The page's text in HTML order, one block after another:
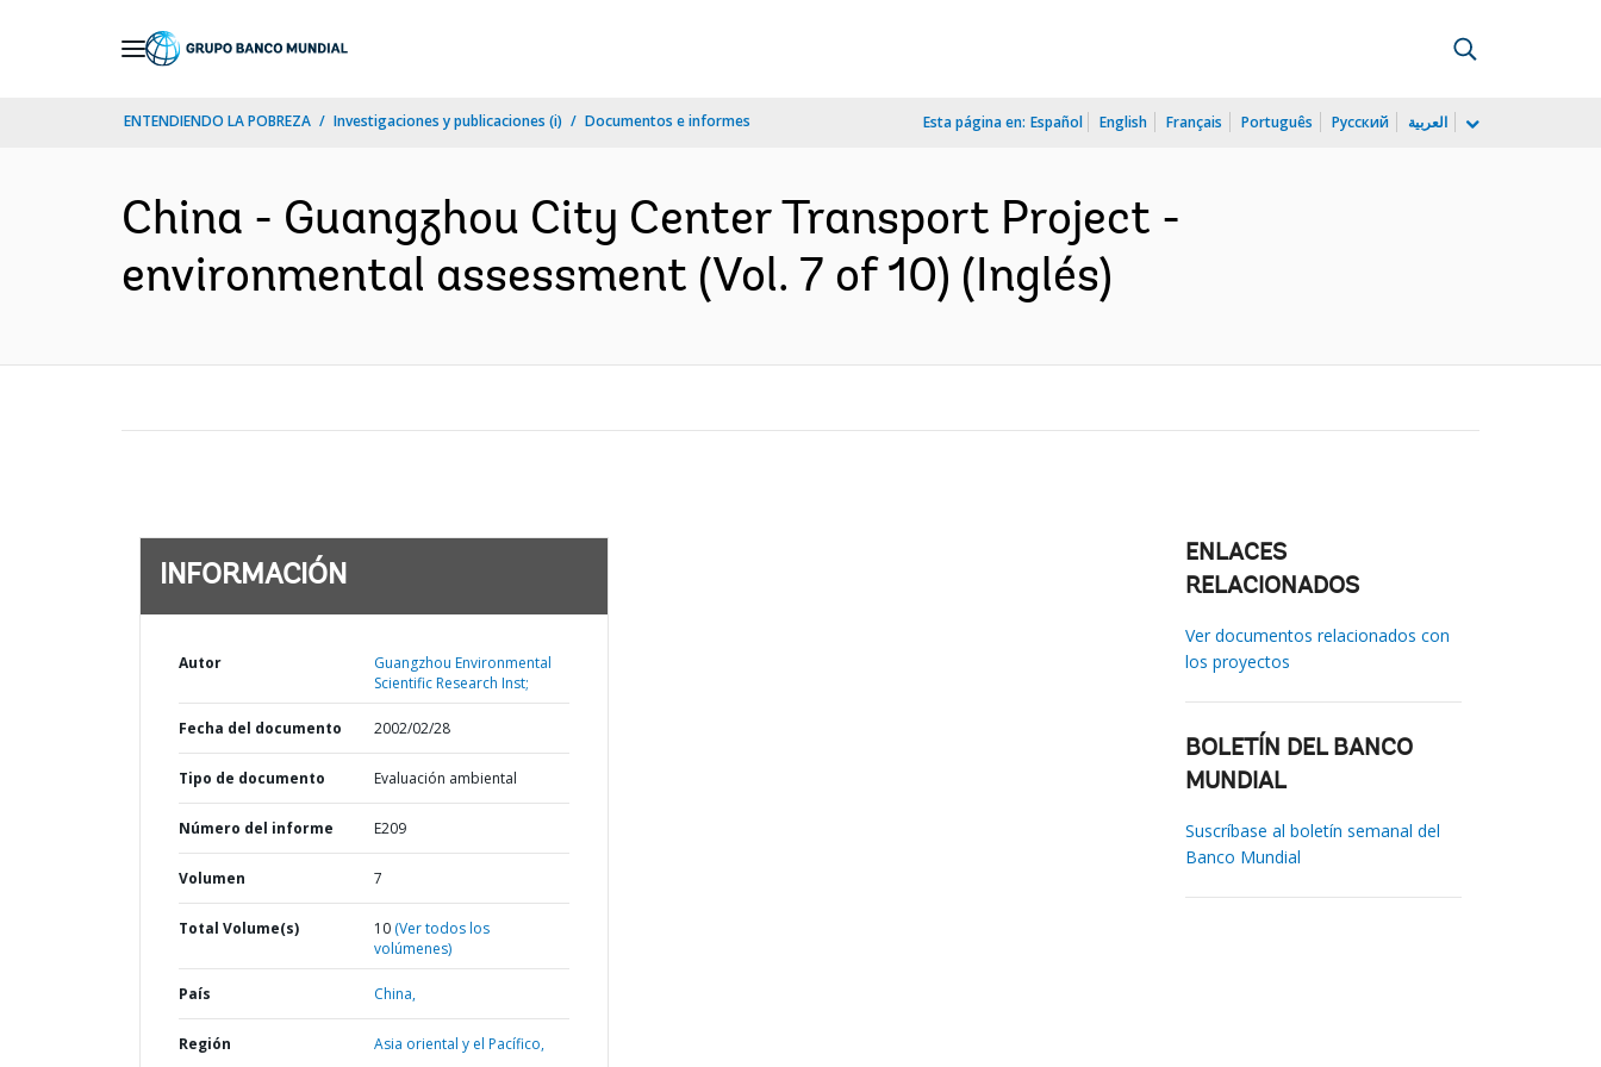
ENTENDIENDO LA POBREZA Investigaciones y publicaciones (i) Documentos e informes Esta página en: Español English Français Português Русский العربية
China - Guangzhou City Center Transport Project -
environmental assessment (Vol. 7 of 10) (Inglés)
INFORMACIÓN
Autor
Guangzhou Environmental
Scientific Research Inst;
Fecha del documento 2002/02/28
Tipo de documento Evaluación ambiental
Número del informe E209
Volumen 7
Total Volume(s) 10 (Ver todos los
volúmenes)
País China,
Región Asia oriental y el Pacífico,
ENLACES
RELACIONADOS
Ver documentos relacionados con
los proyectos
BOLETÍN DEL BANCO
MUNDIAL
Suscríbase al boletín semanal del
Banco Mundial